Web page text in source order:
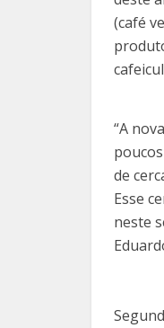
(café
“A
de
Esse
neste